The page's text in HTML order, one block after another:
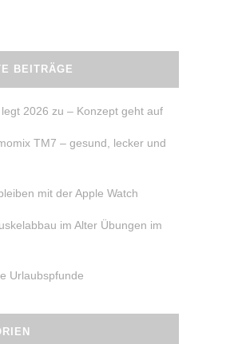
BEITRÄGE
2026 zu – Konzept geht auf
TM7 – gesund, lecker und
mit der Apple Watch
im Alter Übungen im
Urlaubspfunde